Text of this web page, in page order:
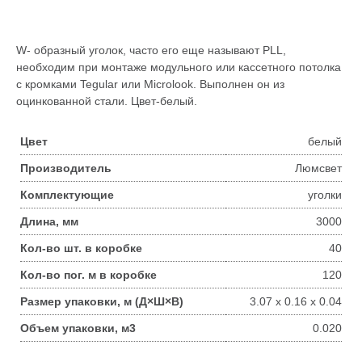
W- образный уголок, часто его еще называют PLL,
необходим при монтаже модульного или кассетного потолка
с кромками Tegular или Microlook. Выполнен он из
оцинкованной стали. Цвет-белый.
Цвет белый
Производитель Люмсвет
Комплектующие уголки
Длина, мм 3000
Кол-во шт. в коробке 40
Кол-во пог. м в коробке 120
Размер упаковки, м (Д×Ш×В) 3.07 x 0.16 x 0.04
Объем упаковки, м3 0.020